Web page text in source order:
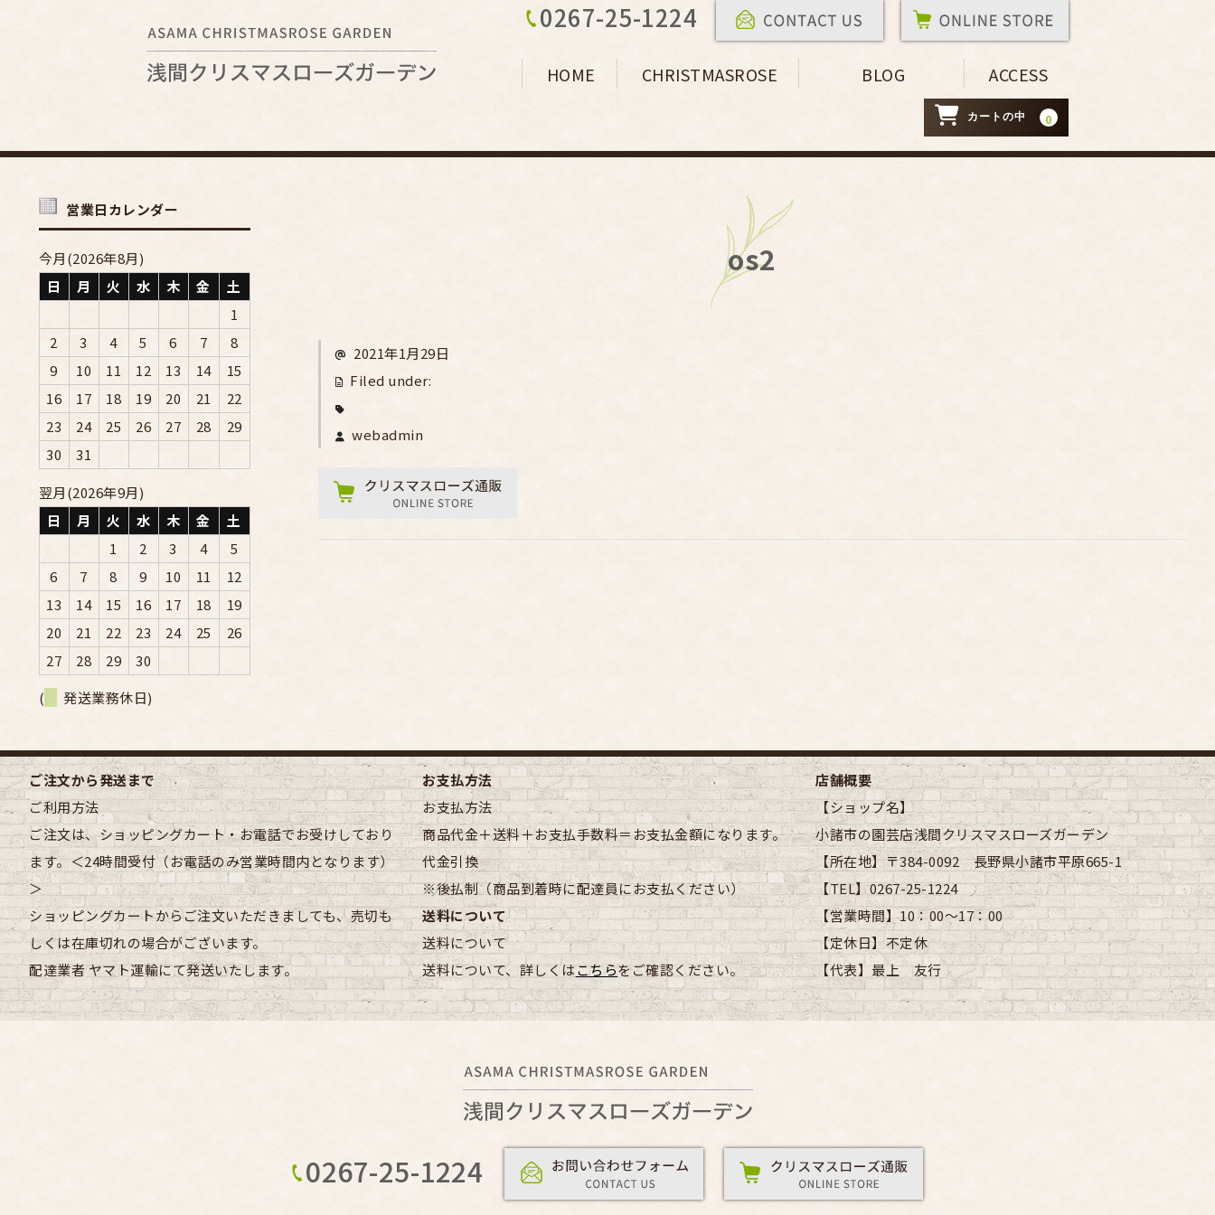
0267-25-1224
HOME CHRISTMASROSE BLOG ACCESS
カートの中 0
os2
2021年1月29日
Filed under:
webadmin
営業日カレンダー
今月(2026年8月)
日
月 火 水 木 金
土
1
2
3 4 5 6 7
8
9
10 11 12 13 14
15
16
17 18 19 20 21
22
23
24 25 26 27 28
29
30
31
翌月(2026年9月)
日
月 火 水 木 金
土
1
2 3 4
5
6
7 8 9 10 11
12
13
14 15 16 17 18
19
20
21 22 23 24 25
26
27
28 29
30
(
発送業務休日)
ご注文から発送まで
ご利用方法
ご注文は、ショッピングカート・お電話でお受けしており
ます。＜24時間受付（お電話のみ営業時間内となります）
＞
ショッピングカートからご注文いただきましても、売切も
しくは在庫切れの場合がございます。
配達業者ヤマト運輸にて発送いたします。
お支払方法
お支払方法
商品代金＋送料＋お支払手数料＝お支払金額になります。
代金引換
※後払制（商品到着時に配達員にお支払ください）
送料について
送料について
送料について、詳しくはこちらをご確認ください。
店舗概要
【ショップ名】
小諸市の園芸店浅間クリスマスローズガーデン
【所在地】〒384-0092 長野県小諸市平原665-1
【TEL】0267-25-1224
【営業時間】10：00～17：00
【定休日】不定休
【代表】最上 友行
0267-25-1224